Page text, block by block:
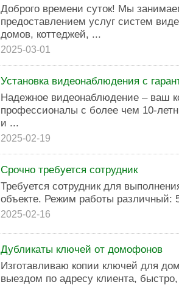
Доброго времени суток! Мы
предоставлением услуг систем
домов, коттеджей, ...
2025-03-01
Установка видеонаблюдения с
Надежное видеонаблюдение – ваш
профессионалы с более чем 10-
и ...
2025-02-19
Срочно требуется сотрудник
Требуется сотрудник для
объекте. Режим работы различный:
2025-02-16
Дубликаты ключей от домофонов
Изготавливаю копии ключей для
выездом по адресу клиента,